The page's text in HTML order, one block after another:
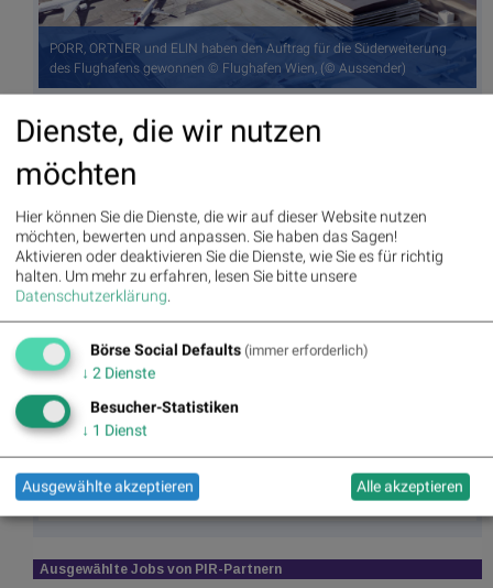
PORR, ORTNER und ELIN haben den Auftrag für die Süderweiterung
des Flughafens gewonnen © Flughafen Wien, (© Aussender)
Autor
Börse Social Network/Magazine
Useletter
Beispiele ansehen bzw. kostenfrei
anmelden. Wichtige Börse-Infos
garantiert.
Runplugged
Ausgewählte Jobs von PIR-Partnern
Dienste, die wir nutzen
möchten
Hier können Sie die Dienste, die wir auf dieser Website nutzen
möchten, bewerten und anpassen. Sie haben das Sagen!
Aktivieren oder deaktivieren Sie die Dienste, wie Sie es für richtig
halten. Um mehr zu erfahren, lesen Sie bitte unsere
Datenschutzerklärung.
Börse Social Defaults (immer erforderlich)
↓ 2 Dienste
Besucher-Statistiken
↓ 1 Dienst
Ausgewählte akzeptieren Alle akzeptieren